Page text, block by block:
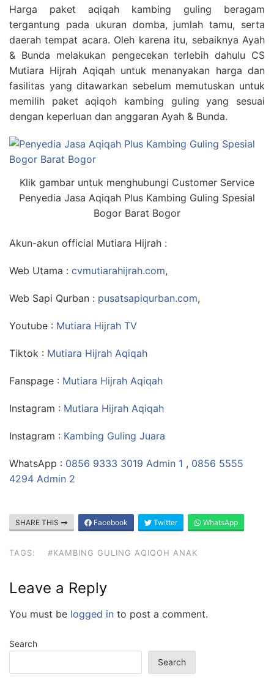
Harga paket aqiqah kambing guling beragam
tergantung pada ukuran domba, jumlah tamu, serta
daerah tempat acara. Oleh karena itu, sebaiknya Ayah
& Bunda melakukan pengecekan terlebih dahulu CS
Mutiara Hijrah Aqiqah untuk menanyakan harga dan
fasilitas yang ditawarkan sebelum memutuskan untuk
memilih paket aqiqoh kambing guling yang sesuai
dengan keperluan dan anggaran Ayah & Bunda.
Klik gambar untuk menghubungi Customer Service
Penyedia Jasa Aqiqah Plus Kambing Guling Spesial
Bogor Barat Bogor
Akun-akun official Mutiara Hijrah :
Web Utama : cvmutiarahijrah.com,
Web Sapi Qurban : pusatsapiqurban.com,
Youtube : Mutiara Hijrah TV
Tiktok : Mutiara Hijrah Aqiqah
Fanspage : Mutiara Hijrah Aqiqah
Instagram : Mutiara Hijrah Aqiqah
Instagram : Kambing Guling Juara
WhatsApp : 0856 9333 3019 Admin 1 , 0856 5555
4294 Admin 2
SHARE THIS Facebook Twitter WhatsApp
TAGS: #KAMBING GULING AQIQOH ANAK
Leave a Reply
You must be logged in to post a comment.
Search
Search